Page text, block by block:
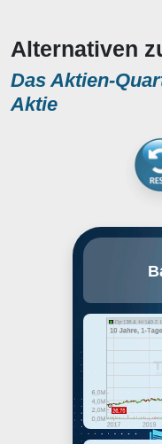
Alternativen
Das Aktien-
Aktie